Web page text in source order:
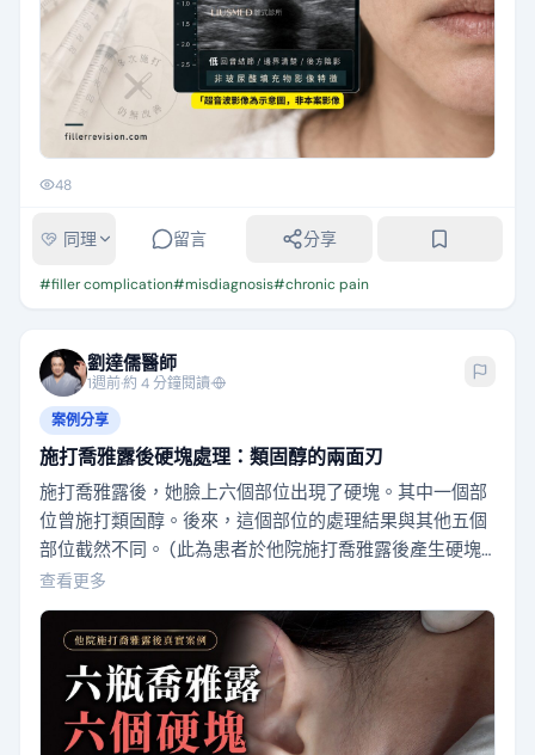
48
同理 留言 分享
#filler complication#misdiagnosis#chronic pain
劉達儒醫師
1週前·約 4 分鐘閱讀·
案例分享
施打喬雅露後硬塊處理：類固醇的兩面刃
施打喬雅露後，她臉上六個部位出現了硬塊。其中一個部
位曾施打類固醇。後來，這個部位的處理結果與其他五個
部位截然不同。 (此為患者於他院施打喬雅露後產生硬塊
的真實案例分享) -- 她在四個月內分三次施打了六瓶喬雅
露。施打部位包括淚溝、蘋果肌、法令紋及兩側臉頰。隨
後，臉上開始冒出多個硬塊，觸感約拇指大小。原本的診
所建議她施打類固醇，甚至建議全臉施打。她並未完全答
應。她曾自行查閱資料，了解類固醇可能導致組…
查看更多